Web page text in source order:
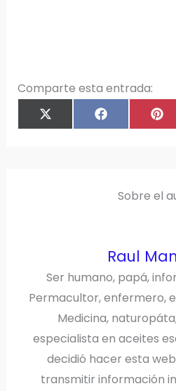
Comparte esta entrada:
COMPARTIR
X
T
COMPARTIR
F
C
P
N
Sobre el
Raul
Ser humano, papá,
Permacultor, enfermero,
Medicina,
especialista en aceites
decidió hacer esta
transmitir información